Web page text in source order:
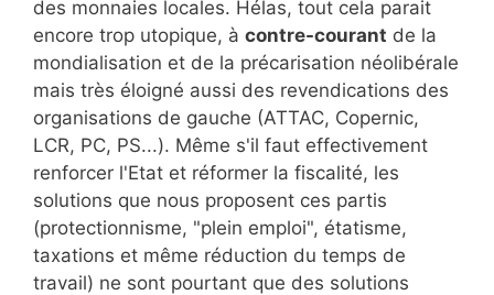
des monnaies locales. Hélas, tout cela parait
encore trop utopique, à contre-courant de la
mondialisation et de la précarisation néolibérale
mais très éloigné aussi des revendications des
organisations de gauche (ATTAC, Copernic,
LCR, PC, PS...). Même s'il faut effectivement
renforcer l'Etat et réformer la fiscalité, les
solutions que nous proposent ces partis
(protectionnisme, "plein emploi", étatisme,
taxations et même réduction du temps de
travail) ne sont pourtant que des solutions